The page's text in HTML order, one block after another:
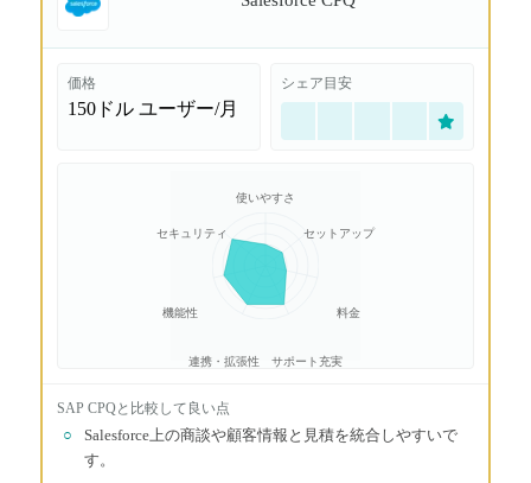
価格
150ドル ユーザー/月
シェア目安
使いやすさ
セットアップ
料金
サポート充実
連携・拡張性
機能性
セキュリティ
SAP CPQ と比較して良い点
○
Salesforce上の商談や顧客情報と見積を統合しやすいで
す。